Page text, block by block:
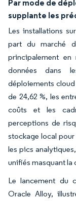
Par mode de
supplante les
Les installations
part du marché
principalement
données dans
déploiements
de 24,62 %, les
coûts et les
perceptions de
stockage local
les pics
unifiés masquant la
Le lancement du
Oracle Alloy,